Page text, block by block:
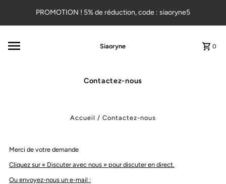
Ignorer et passer au contenu
PROMOTION ! 5% de réduction, code : siaoryne5
Siaoryne 0
Contactez-nous
Accueil / Contactez-nous
Merci de votre demande
Cliquez sur « Discuter avec nous » pour discuter en direct.
Ou envoyez-nous un e-mail :